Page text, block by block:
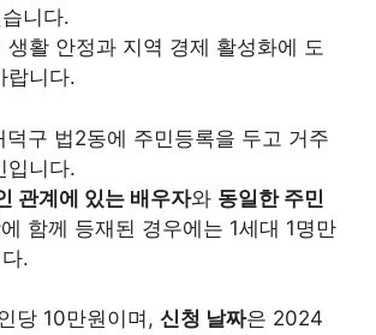
니다.
생활 안정과 지역 경제 활성화에 도
랍니다.
덕구 법2동에 주민등록을 두고 거주
입니다.
관계에 있는 배우자와 동일한 주민
함께 등재된 경우에는 1세대 1명만
.
당 10만원이며, 신청 날짜은 2024